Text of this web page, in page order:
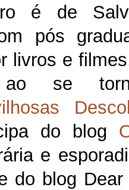
é de
pós
livros e
se
do blog
e
do blog